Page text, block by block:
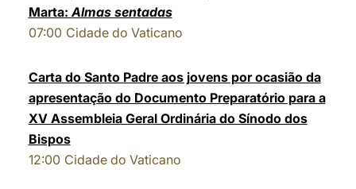
Marta:Almas sentadas
07:00 Cidade do Vaticano
Carta do Santo Padre aos jovens por ocasião da
apresentação do Documento Preparatório para a
XV Assembleia Geral Ordinária do Sínodo dos
Bispos
12:00 Cidade do Vaticano